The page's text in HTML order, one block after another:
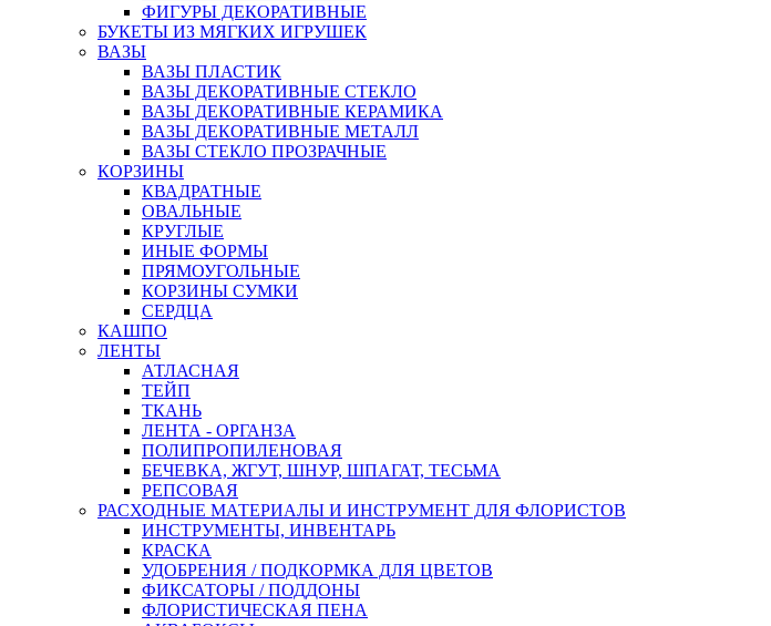
ФИГУРЫ ДЕКОРАТИВНЫЕ
БУКЕТЫ ИЗ МЯГКИХ ИГРУШЕК
ВАЗЫ
ВАЗЫ ПЛАСТИК
ВАЗЫ ДЕКОРАТИВНЫЕ СТЕКЛО
ВАЗЫ ДЕКОРАТИВНЫЕ КЕРАМИКА
ВАЗЫ ДЕКОРАТИВНЫЕ МЕТАЛЛ
ВАЗЫ СТЕКЛО ПРОЗРАЧНЫЕ
КОРЗИНЫ
КВАДРАТНЫЕ
ОВАЛЬНЫЕ
КРУГЛЫЕ
ИНЫЕ ФОРМЫ
ПРЯМОУГОЛЬНЫЕ
КОРЗИНЫ СУМКИ
СЕРДЦА
КАШПО
ЛЕНТЫ
АТЛАСНАЯ
ТЕЙП
ТКАНЬ
ЛЕНТА - ОРГАНЗА
ПОЛИПРОПИЛЕНОВАЯ
БЕЧЕВКА, ЖГУТ, ШНУР, ШПАГАТ, ТЕСЬМА
РЕПСОВАЯ
РАСХОДНЫЕ МАТЕРИАЛЫ И ИНСТРУМЕНТ ДЛЯ ФЛОРИСТОВ
ИНСТРУМЕНТЫ, ИНВЕНТАРЬ
КРАСКА
УДОБРЕНИЯ / ПОДКОРМКА ДЛЯ ЦВЕТОВ
ФИКСАТОРЫ / ПОДДОНЫ
ФЛОРИСТИЧЕСКАЯ ПЕНА